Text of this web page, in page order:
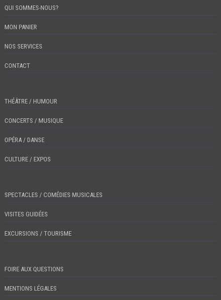
QUI SOMMES-NOUS?
MON PANIER
NOS SERVICES
CONTACT
THÉÂTRE / HUMOUR
CONCERTS / MUSIQUE
OPÉRA / DANSE
CULTURE / EXPOS
SPECTACLES / COMÉDIES MUSICALES
VISITES GUIDÉES
EXCURSIONS / TOURISME
FOIRE AUX QUESTIONS
MENTIONS LÉGALES